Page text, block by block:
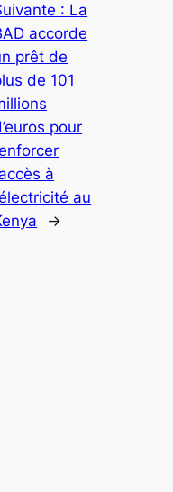
: La
accorde
prêt de
de 101
pour
à
au
→